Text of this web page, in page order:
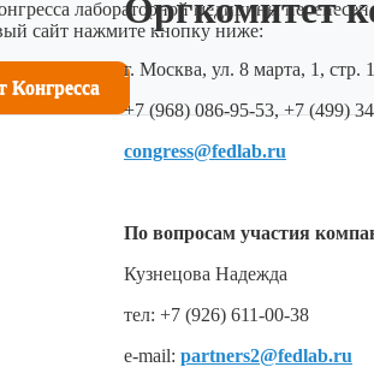
лабораторной медицины
сайт нажмите кнопку ниже:
Конгресса
Оргкомитет
г. Москва, ул. 8 марта, 1, стр.
+7 (968) 086-95-53, +7 (499)
congress@fedlab.ru
По вопросам участия
Кузнецова Надежда
тел: +7 (926) 611-00-38
e-mail: partners2@fedlab.ru